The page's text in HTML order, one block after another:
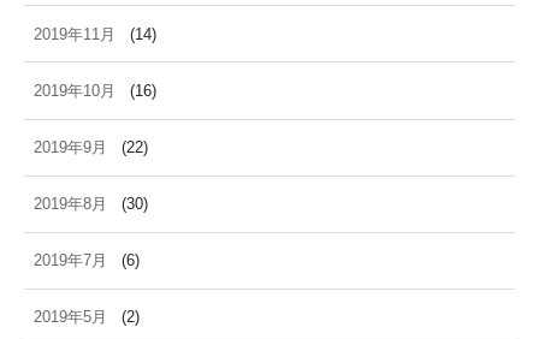
2019年11月 (14)
2019年10月 (16)
2019年9月 (22)
2019年8月 (30)
2019年7月 (6)
2019年5月 (2)